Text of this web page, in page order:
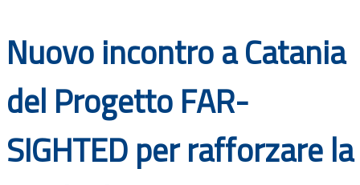
Bandi
Guide
Nuovo incontro a Catania
del Progetto FAR-
SIGHTED per rafforzare la